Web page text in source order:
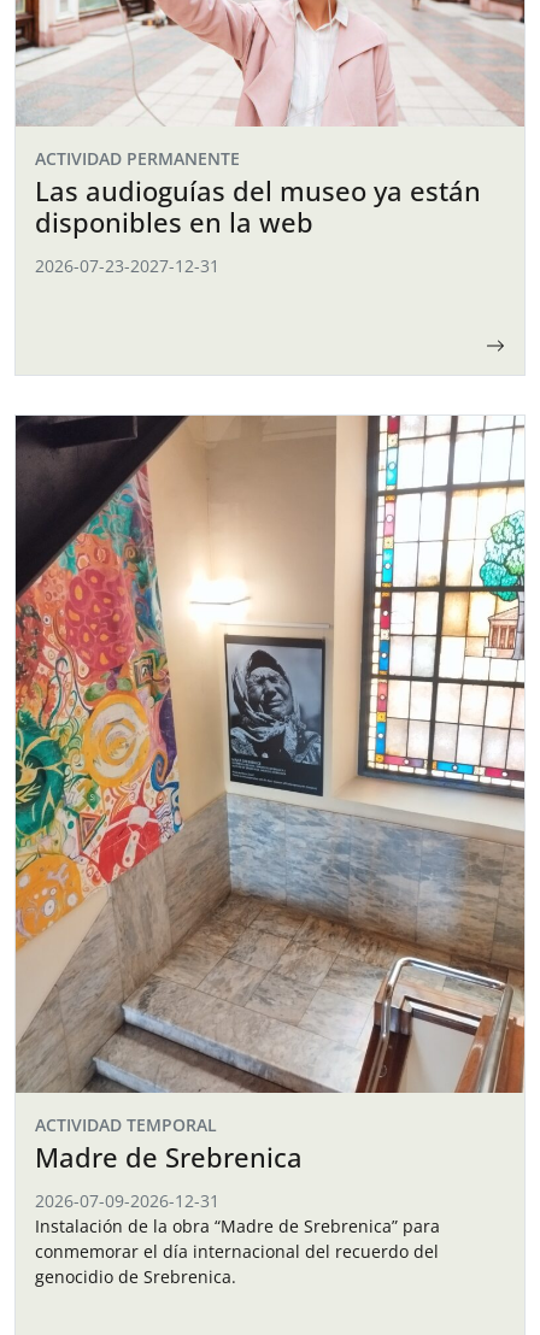
ACTIVIDAD PERMANENTE
Las audioguías del museo ya están
disponibles en la web
2026-07-23-2027-12-31
ACTIVIDAD TEMPORAL
Madre de Srebrenica
2026-07-09-2026-12-31
Instalación de la obra “Madre de Srebrenica” para
conmemorar el día internacional del recuerdo del
genocidio de Srebrenica.